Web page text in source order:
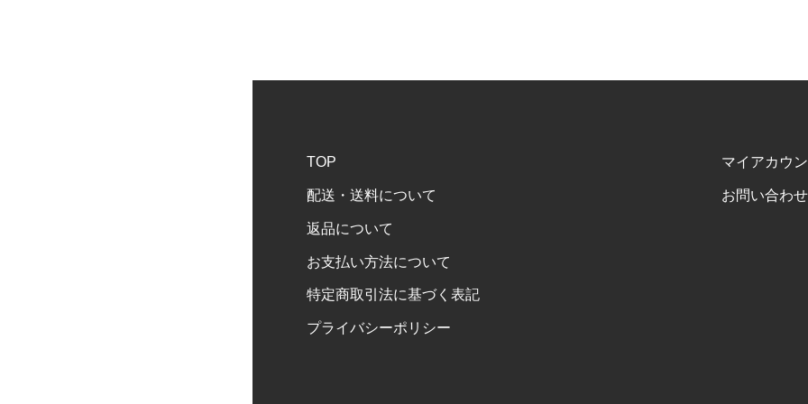
TOP
配送・送料について
返品について
お支払い方法について
特定商取引法に基づく表記
プライバシーポリシー
マイアカウ
お問い合わせ